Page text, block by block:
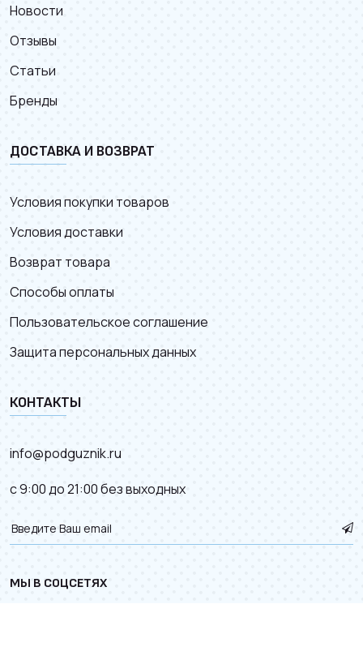
Новости
Отзывы
Статьи
Бренды
ДОСТАВКА И ВОЗВРАТ
Условия покупки товаров
Условия доставки
Возврат товара
Способы оплаты
Пользовательское соглашение
Защита персональных данных
КОНТАКТЫ
info@podguznik.ru
с 9:00 до 21:00 без выходных
МЫ В СОЦСЕТЯХ